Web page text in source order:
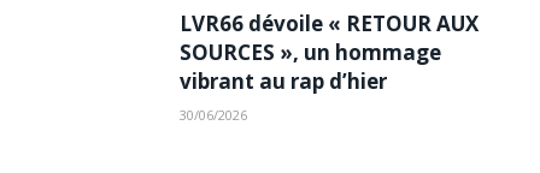
LVR66 dévoile « RETOUR AUX
SOURCES », un hommage
vibrant au rap d’hier
30/06/2026